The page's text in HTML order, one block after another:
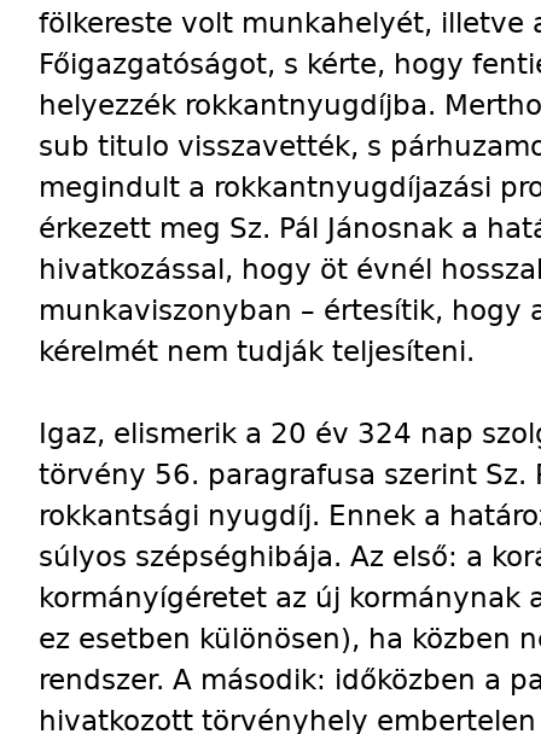
fölkereste volt munkahelyét, illetve
Főigazgatóságot, s kérte, hogy
helyezzék rokkantnyugdíjba.
sub titulo visszavették, s
megindult a rokkantnyugdíjazási
érkezett meg Sz. Pál Jánosnak a
hivatkozással, hogy öt évnél
munkaviszonyban – értesítik, hogy
kérelmét nem tudják teljesíteni.
Igaz, elismerik a 20 év 324 nap
törvény 56. paragrafusa szerint Sz.
rokkantsági nyugdíj. Ennek a
súlyos szépséghibája. Az első: a
kormányígéretet az új kormánynak
ez esetben különösen), ha közben
rendszer. A második: időközben a
hivatkozott törvényhely